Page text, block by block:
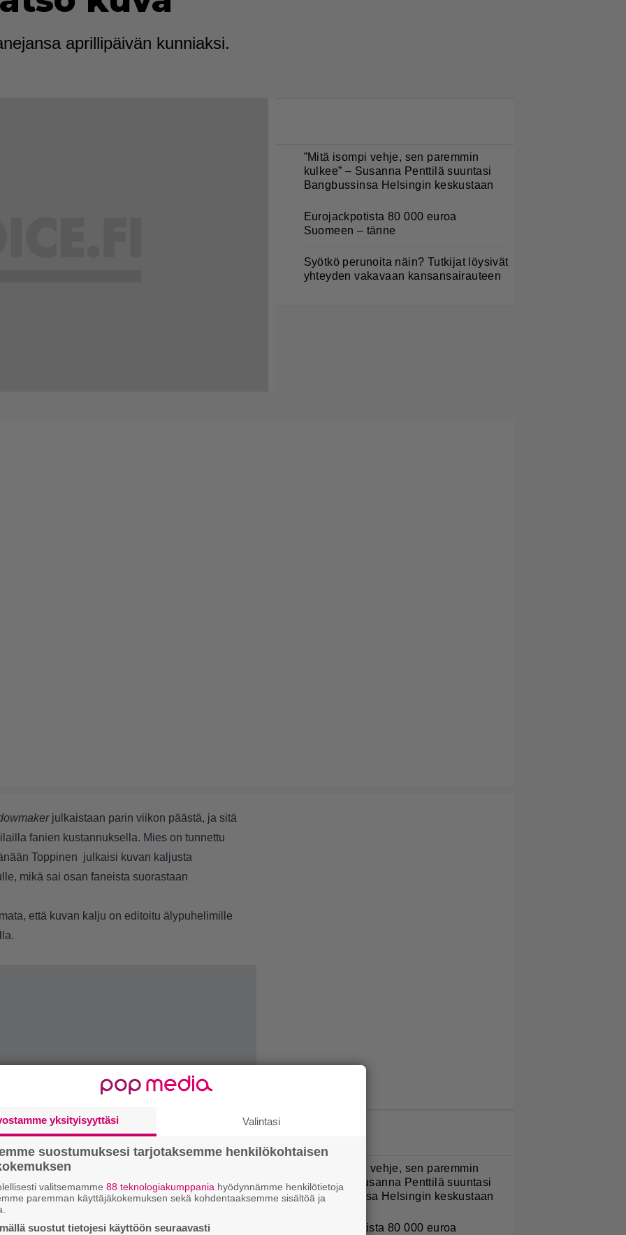
aprillipäivän kunniaksi.
”Mitä isompi vehje, sen paremmin
kulkee” – Susanna Penttilä suuntasi
Bangbussinsa Helsingin keskustaan
Eurojackpotista 80 000 euroa
Suomeen – tänne
Syötkö perunoita näin? Tutkijat löysivät
yhteyden vakavaan kansansairauteen
julkaistaan parin viikon päästä, ja sitä
fanien kustannuksella. Mies on tunnettu
Toppinen julkaisi kuvan kaljusta
mikä sai osan faneista suorastaan
että kuvan kalju on editoitu älypuhelimille
”Mitä isompi vehje, sen paremmin
kulkee” – Susanna Penttilä suuntasi
Bangbussinsa Helsingin keskustaan
Eurojackpotista 80 000 euroa
yksityisyyttäsi Valintasi
suostumuksesi tarjotaksemme henkilökohtaisen
valitsemamme 88 teknologiakumppania hyödynnämme henkilötietoja
paremman käyttäjäkokemuksen sekä kohdentaaksemme sisältöä ja
suostut tietojesi käyttöön seuraavasti